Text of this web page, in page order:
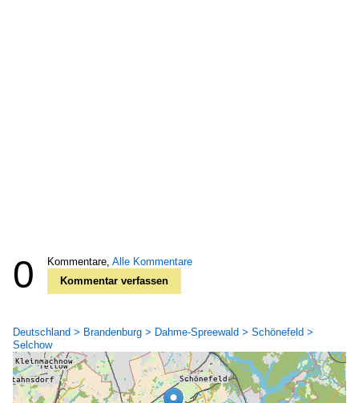
0 Kommentare, Alle Kommentare
Kommentar verfassen
Deutschland > Brandenburg > Dahme-Spreewald > Schönefeld >
Selchow